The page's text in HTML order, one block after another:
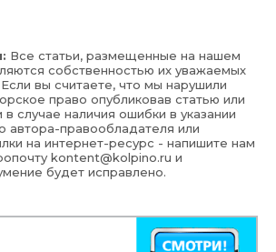
Все статьи, размещенные на нашем
собственностью их уважаемых
вы считаете, что мы нарушили
право опубликовав статью или
в случае наличия ошибки в указании
автора-правообладателя или
на интернет-ресурс - напишите нам
kontent@kolpino.ru и
будет исправлено.